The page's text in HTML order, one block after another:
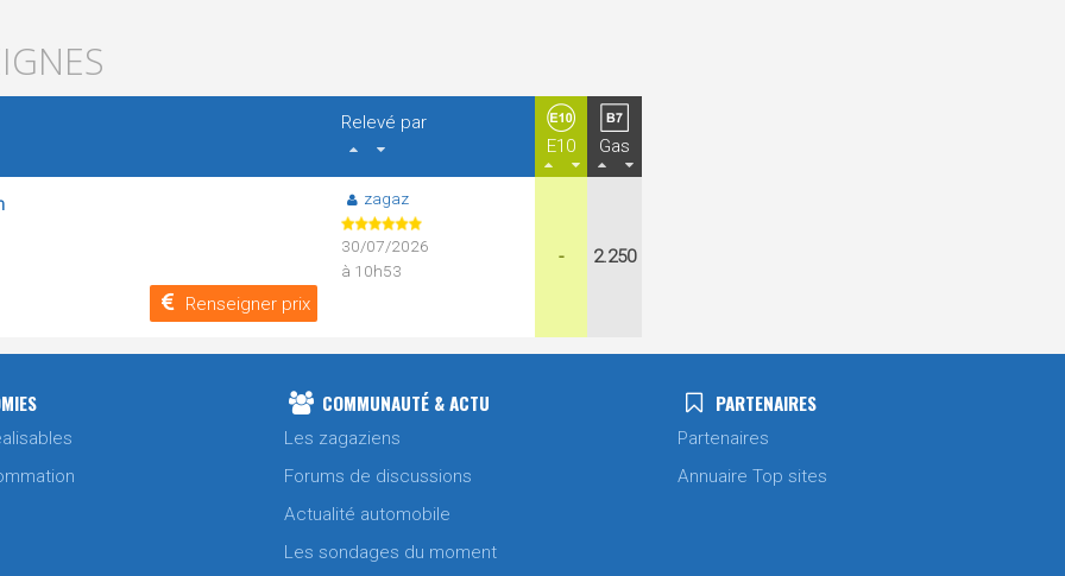
Relevé par
E10
Gas
Renseigner prix
zagaz
30/07/2026
à 10h53
- 2.250
COMMUNAUTÉ & ACTU
Les zagaziens
Forums de discussions
Actualité automobile
Les sondages du moment
PARTENAIRES
Partenaires
Annuaire Top sites